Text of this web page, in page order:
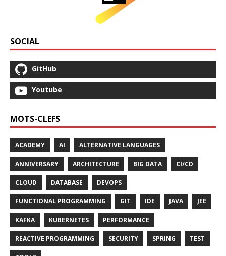
SOCIAL
GitHub
Youtube
MOTS-CLEFS
ACADEMY AI ALTERNATIVE LANGUAGES
ANNIVERSARY ARCHITECTURE BIG DATA CI/CD
CLOUD DATABASE DEVOPS
FUNCTIONAL PROGRAMMING GIT IDE JAVA JEE
KAFKA KUBERNETES PERFORMANCE
REACTIVE PROGRAMMING SECURITY SPRING TEST